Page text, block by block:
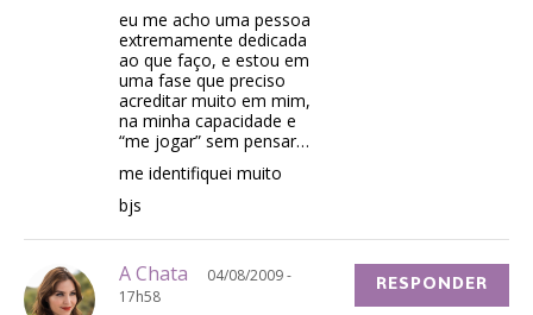
eu me acho uma pessoa
extremamente dedicada
ao que faço, e estou em
uma fase que preciso
acreditar muito em mim,
na minha capacidade e
“me jogar” sem pensar…
me identifiquei muito
bjs
A Chata
04/08/2009 -
17h58
RESPONDER